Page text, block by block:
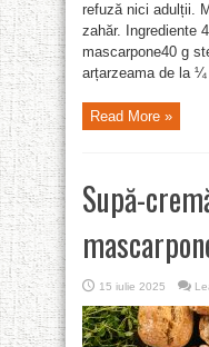
refuză nici adulții.
zahăr. Ingrediente
mascarpone40 g
arțarzeama de la
Read More »
Supă-
15 iulie 2025